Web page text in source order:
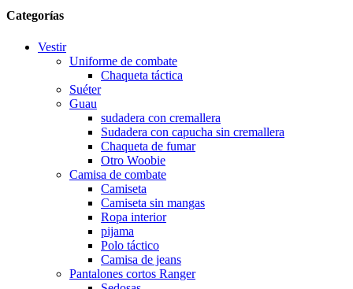
Categorías
Vestir
Uniforme de combate
Chaqueta táctica
Suéter
Guau
sudadera con cremallera
Sudadera con capucha sin cremallera
Chaqueta de fumar
Otro Woobie
Camisa de combate
Camiseta
Camiseta sin mangas
Ropa interior
pijama
Polo táctico
Camisa de jeans
Pantalones cortos Ranger